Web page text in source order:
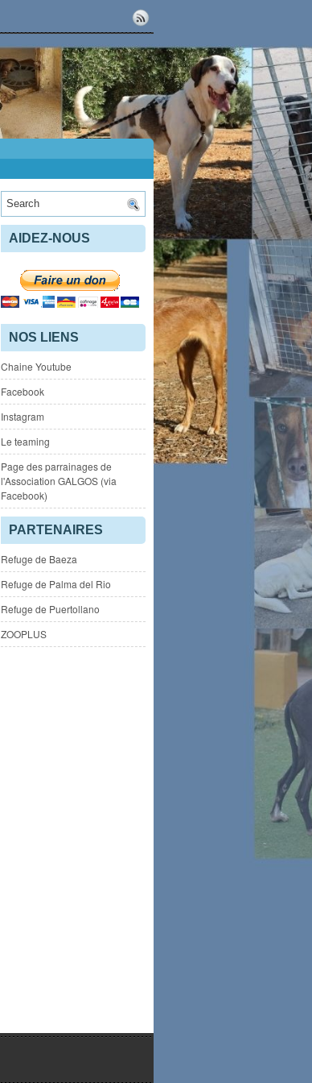
AIDEZ-NOUS
NOS LIENS
Chaine Youtube
Facebook
Instagram
Le teaming
Page des parrainages de
l'Association GALGOS (via
Facebook)
PARTENAIRES
Refuge de Baeza
Refuge de Palma del Rio
Refuge de Puertollano
ZOOPLUS